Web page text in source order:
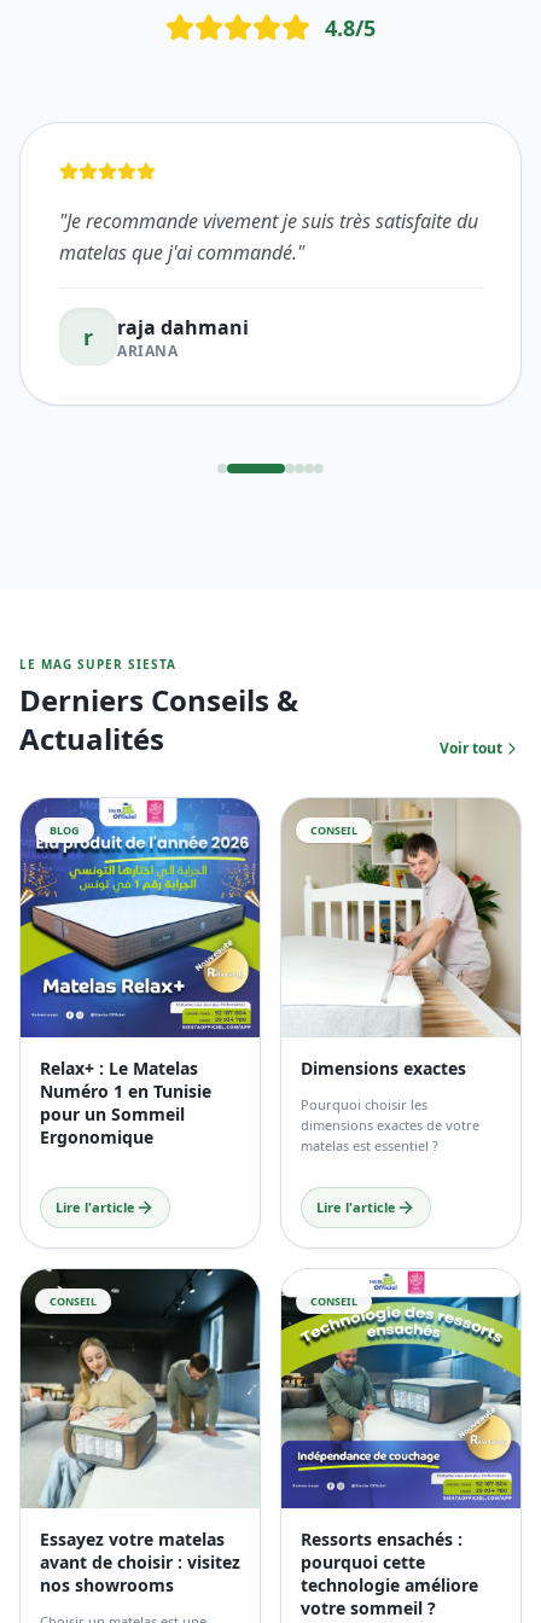
4.8/5
"Je recommande vivement je suis très satisfaite du
matelas que j'ai commandé."
r raja dahmani
ARIANA
LE MAG SUPER SIESTA
Derniers Conseils &
Actualités
Voir tout
BLOG
Relax+ : Le Matelas
Numéro 1 en Tunisie
pour un Sommeil
Ergonomique
Lire l'article
CONSEIL
Dimensions exactes
Pourquoi choisir les
dimensions exactes de votre
matelas est essentiel ?
Lire l'article
CONSEIL
Essayez votre matelas
avant de choisir : visitez
nos showrooms
CONSEIL
Ressorts ensachés :
pourquoi cette
technologie améliore
votre sommeil ?